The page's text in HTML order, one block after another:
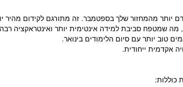
יותר מהמחזור שלך בספטמבר. זה מתורגם לקידום מהיר
מה שמטפח סביבת למידה אינטימית יותר ואינטראקציה
טוב יותר עם סיום הלימודים בינואר.
אקדמית ייחודית.
כוללות: